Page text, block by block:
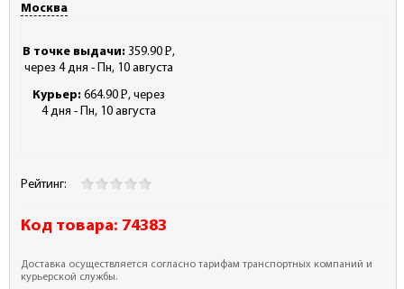
Москва
В точке выдачи: 359.90 Р
- ,
через 4 дня - Пн, 10 августа
Курьер: 664.90 Р
- , через
4 дня - Пн, 10 августа
Рейтинг:
Код товара: 74383
Доставка осуществляется согласно тарифам транспортных компаний и
курьерской службы.